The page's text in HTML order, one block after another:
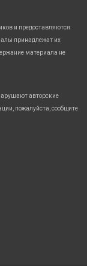
и предоставляются
принадлежат их
материала не
авторские
пожалуйста, сообщите